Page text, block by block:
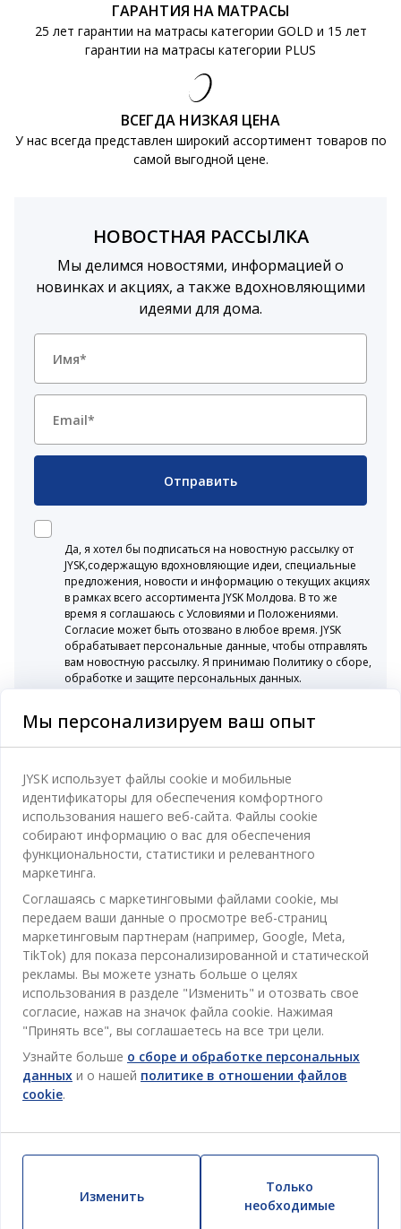
ГАРАНТИЯ НА МАТРАСЫ
25 лет гарантии на матрасы категории GOLD и 15 лет
гарантии на матрасы категории PLUS
ВСЕГДА НИЗКАЯ ЦЕНА
У нас всегда представлен широкий ассортимент товаров по
самой выгодной цене.
НОВОСТНАЯ РАССЫЛКА
Мы делимся новостями, информацией о
новинках и акциях, а также вдохновляющими
идеями для дома.
Отправить
Да, я хотел бы подписаться на новостную рассылку от
JYSK,содержащую вдохновляющие идеи, специальные
предложения, новости и информацию о текущих акциях
в рамках всего ассортимента JYSK Молдова. В то же
время я соглашаюсь с Условиями и Положениями.
Согласие может быть отозвано в любое время. JYSK
обрабатывает персональные данные, чтобы отправлять
вам новостную рассылку. Я принимаю Политику о сборе,
обработке и защите персональных данных.
Категории
Спальня
Ванная
Кабинет
Гостиная
Столовая
Хранение
Шторы
Товары для дома
Отдел обслуживания клиентов
Контакты службы поддержки клиентов
Магазины и часы работы
Акции
Пользовательское соглашение
Гарантия на продукт
Политика конфиденциальности
Скидочная карта
Преимущества для клиентов
JYSK
Про JYSK
JYSK.com
Пресса
Вакансии
Новостная рассылка
Вдохновение
JYSK BUSINESS TO BUSINESS
Полезные ссылки
Устойчивое развитие
ОФИС
TAROL-DD S.R.L. ул.Юбилейная, 41A мун. Кишинёв,
Республика Молдова
JYSK BUSINESS TO BUSINESS (B2B)
Продажи и работа с юридическими лицами
Телефон: 060 531 531
E-mail: jysk@jysk.md
JYSK ОБСЛУЖИВАНИЕ КЛИЕНТОВ
Контактный центр для клиентов
Телефон: 022 022 030
E-mail: support@jysk.md
Следите за Jysk
Мы персонализируем ваш опыт
JYSK использует файлы cookie и мобильные
идентификаторы для обеспечения комфортного
использования нашего веб-сайта. Файлы cookie
собирают информацию о вас для обеспечения
функциональности, статистики и релевантного
маркетинга.
Соглашаясь с маркетинговыми файлами cookie, мы
передаем ваши данные о просмотре веб-страниц
маркетинговым партнерам (например, Google, Meta,
TikTok) для показа персонализированной и статической
рекламы. Вы можете узнать больше о целях
использования в разделе "Изменить" и отозвать свое
согласие, нажав на значок файла cookie. Нажимая
"Принять все", вы соглашаетесь на все три цели.
Узнайте больше о сборе и обработке персональных
данных и о нашей политике в отношении файлов
cookie.
Изменить
Только
необходимые